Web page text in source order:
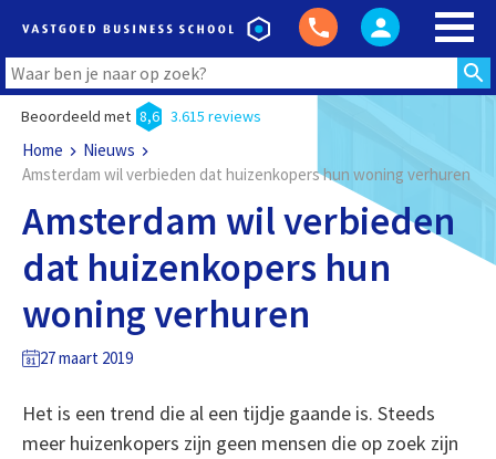
Beoordeeld met 8,6 3.615 reviews
Home
Nieuws
Amsterdam wil verbieden dat huizenkopers hun woning verhuren
Amsterdam wil verbieden
dat huizenkopers hun
woning verhuren
27 maart 2019
Het is een trend die al een tijdje gaande is. Steeds
meer huizenkopers zijn geen mensen die op zoek zijn